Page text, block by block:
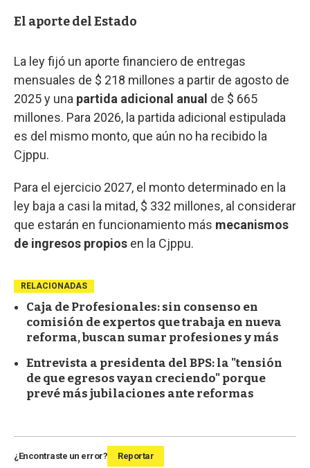
El aporte del Estado
La ley fijó un aporte financiero de entregas
mensuales de $ 218 millones a partir de agosto de
2025 y una partida adicional anual de $ 665
millones. Para 2026, la partida adicional estipulada
es del mismo monto, que aún no ha recibido la
Cjppu.
Para el ejercicio 2027, el monto determinado en la
ley baja a casi la mitad, $ 332 millones, al considerar
que estarán en funcionamiento más mecanismos
de ingresos propios en la Cjppu.
RELACIONADAS
Caja de Profesionales: sin consenso en
comisión de expertos que trabaja en nueva
reforma, buscan sumar profesiones y más
Entrevista a presidenta del BPS: la "tensión
de que egresos vayan creciendo" porque
prevé más jubilaciones ante reformas
¿Encontraste un error? Reportar